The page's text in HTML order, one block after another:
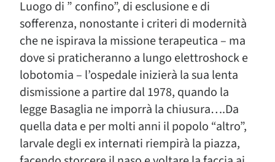
Luogo di ” confino”, di esclusione e di
sofferenza, nonostante i criteri di modernità
che ne ispirava la missione terapeutica – ma
dove si praticheranno a lungo elettroshock e
lobotomia – l’ospedale inizierà la sua lenta
dismissione a partire dal 1978, quando la
legge Basaglia ne imporrà la chiusura….Da
quella data e per molti anni il popolo “altro”,
larvale degli ex internati riempirà la piazza,